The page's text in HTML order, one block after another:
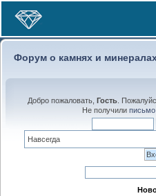
Форум о камнях и
Добро пожаловать, Гость.
Не получили письмо